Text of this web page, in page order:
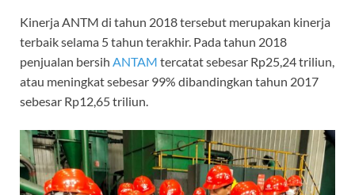
Kinerja ANTM di tahun 2018 tersebut merupakan kinerja
terbaik selama 5 tahun terakhir. Pada tahun 2018
penjualan bersih ANTAM tercatat sebesar Rp25,24 triliun,
atau meningkat sebesar 99% dibandingkan tahun 2017
sebesar Rp12,65 triliun.